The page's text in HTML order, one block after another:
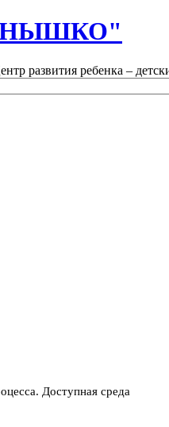
развития ребенка –
Доступная среда